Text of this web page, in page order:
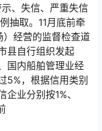
、失信、严重失信
抽取。11月底前牵
经营的监督检查道
县自行组织发起
国内船舶管理业经
5%，根据信用类别
业分别按1%、